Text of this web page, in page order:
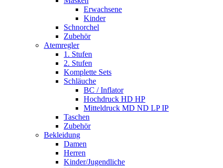
Erwachsene
Kinder
Schnorchel
Zubehör
Atemregler
1. Stufen
2. Stufen
Komplette Sets
Schläuche
BC / Inflator
Hochdruck HD HP
Mitteldruck MD ND LP IP
Taschen
Zubehör
Bekleidung
Damen
Herren
Kinder/Jugendliche